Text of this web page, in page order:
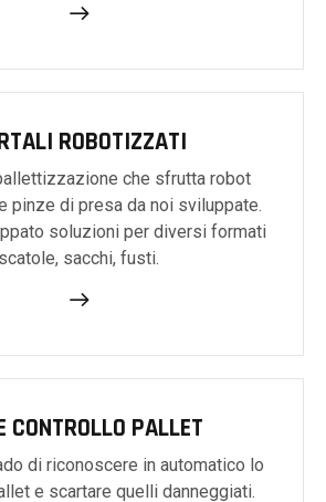
ROBOTIZZATI
che sfrutta robot
pinze di presa da noi sviluppate.
soluzioni per diversi formati
scatole, sacchi, fusti.
CONTROLLO PALLET
di riconoscere in automatico lo
e scartare quelli danneggiati.